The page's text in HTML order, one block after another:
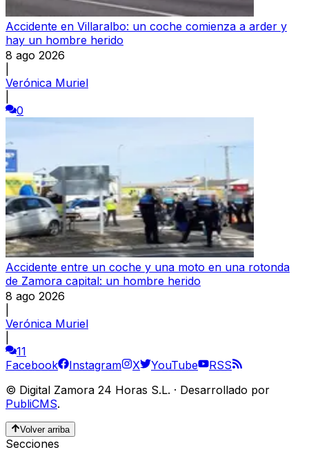
Accidente en Villaralbo: un coche comienza a arder y
hay un hombre herido
8 ago 2026
Verónica Muriel
0
Accidente entre un coche y una moto en una rotonda
de Zamora capital: un hombre herido
8 ago 2026
Verónica Muriel
11
Facebook
Instagram X YouTube
RSS
© Digital Zamora 24 Horas S.L. · Desarrollado por
PubliCMS.
Volver arriba
Secciones